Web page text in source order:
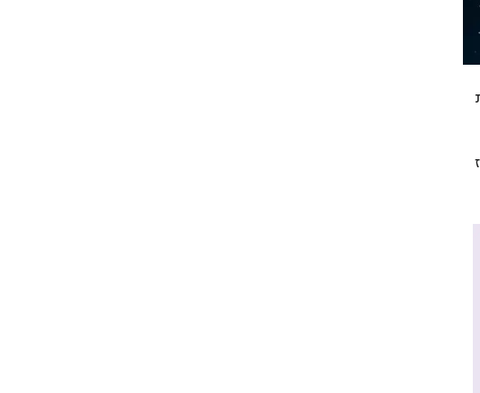
תנהגו בקלילות רבה יותר- תיווכחו לדעת שהכול פתוח ואפשרי. אל תחששו לאחוז